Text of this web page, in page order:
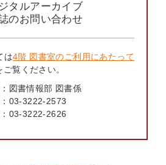
タルアーカイブ
のお問い合わせ
は4階 図書室のご利用にあたって
ご覧ください。
図書情報部 図書係
03-3222-2573
03-3222-2626